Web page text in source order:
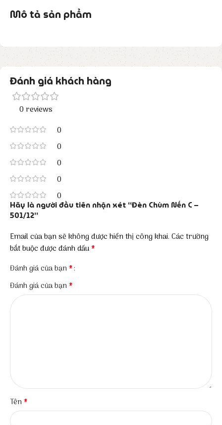
Mô tả sản phẩm
Đánh giá khách hàng
0 reviews
0
0
0
0
0
Hãy là người đầu tiên nhận xét “Đèn Chùm Nến C –
501/12”
Email của bạn sẽ không được hiển thị công khai. Các trường
bắt buộc được đánh dấu*
Đánh giá của bạn*
Đánh giá của bạn*
Tên*